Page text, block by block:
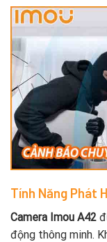
Tính Năng Phát
Camera Imou A42
động thông minh.